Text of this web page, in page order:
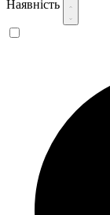
Наявність